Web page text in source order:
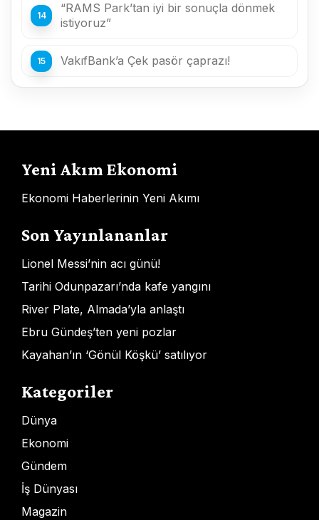
“RAMS Park’tan iyi bir sonuçla dönmek
istiyoruz”
VakıfBank’a Çek pasör çaprazı!
Yeni Akım Ekonomi
Ekonomi Haberlerinin Yeni Akımı
Son Yayınlananlar
Lionel Messi’nin acı günü!
Tarihi Odunpazarı’nda kafe yangını
River Plate, Almada’yla anlaştı
Ebru Gündeş’ten yeni pozlar
Kayahan’ın ‘Gönül Köşkü’ satılıyor
Kategoriler
Dünya
Ekonomi
Gündem
İş Dünyası
Magazin